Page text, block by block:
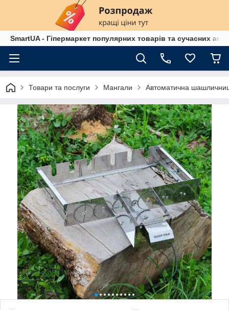
SmartUA - Гіпермаркет популярних товарів та сучасних
Товари та послуги Мангали Автоматична